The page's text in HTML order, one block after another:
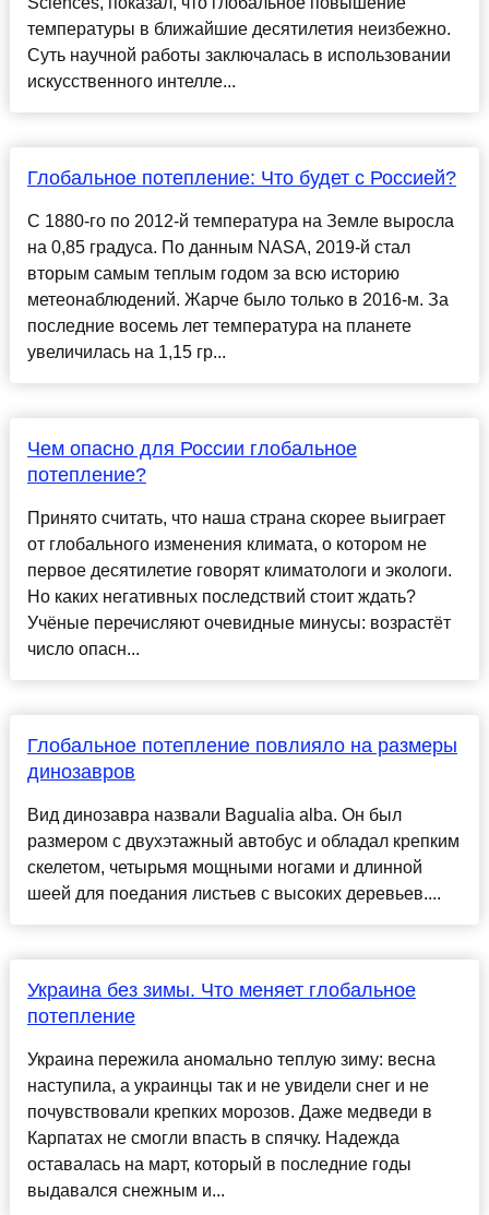
температуры в ближайшие десятилетия неизбежно.
Суть научной работы заключалась в использовании
искусственного интелле...
Глобальное потепление: Что будет с Россией?
С 1880-го по 2012-й температура на Земле выросла
на 0,85 градуса. По данным NASA, 2019-й стал
вторым самым теплым годом за всю историю
метеонаблюдений. Жарче было только в 2016-м. За
последние восемь лет температура на планете
увеличилась на 1,15 гр...
Чем опасно для России глобальное
потепление?
Принято считать, что наша страна скорее выиграет
от глобального изменения климата, о котором не
первое десятилетие говорят климатологи и экологи.
Но каких негативных последствий стоит ждать?
Учёные перечисляют очевидные минусы: возрастёт
число опасн...
Глобальное потепление повлияло на размеры
динозавров
Вид динозавра назвали Bagualia alba. Он был
размером с двухэтажный автобус и обладал крепким
скелетом, четырьмя мощными ногами и длинной
шеей для поедания листьев с высоких деревьев....
Украина без зимы. Что меняет глобальное
потепление
Украина пережила аномально теплую зиму: весна
наступила, а украинцы так и не увидели снег и не
почувствовали крепких морозов. Даже медведи в
Карпатах не смогли впасть в спячку. Надежда
оставалась на март, который в последние годы
выдавался снежным и...